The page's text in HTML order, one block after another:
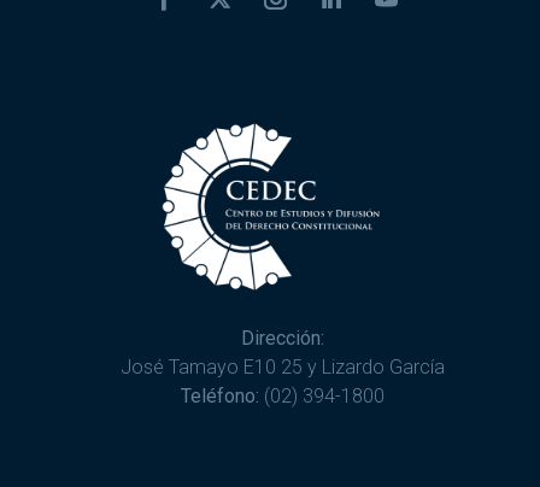
Dirección:
José Tamayo E10 25 y Lizardo García
Teléfono: (02) 394-1800